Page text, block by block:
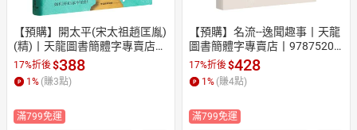
【預購】開太平(宋太祖趙匡胤)
(精)丨天龍圖書簡體字專賣店丨
9787521780741 (tl2610)
17%折後$388
1% (賺3點)
滿799免運
【預購】名流--逸聞趣事丨天龍
圖書簡體字專賣店丨97875205
40995 (tl2610)
17%折後$428
1% (賺4點)
滿799免運